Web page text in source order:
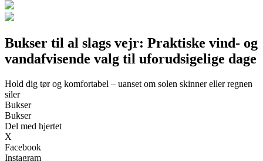
Bukser til al slags vejr: Praktiske vind- og
vandafvisende valg til uforudsigelige dage
Hold dig tør og komfortabel – uanset om solen skinner eller regnen
siler
Bukser
Bukser
Del med hjertet
X
Facebook
Instagram